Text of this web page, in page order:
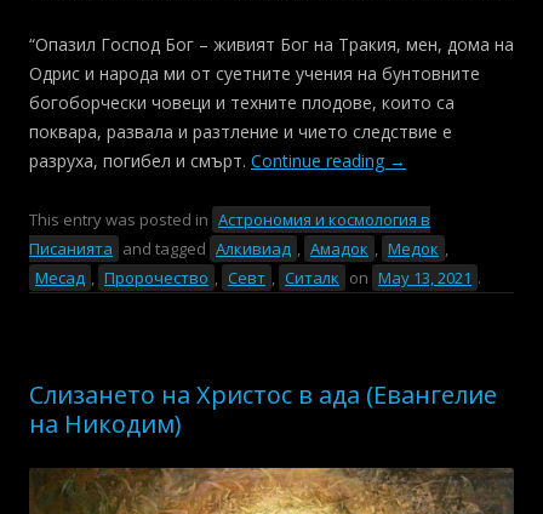
“Опазил Господ Бог – живият Бог на Тракия, мен, дома на
Одрис и народа ми от суетните учения на бунтовните
богоборчески човеци и техните плодове, които са
поквара, развала и разтление и чието следствие е
разруха, погибел и смърт. Continue reading →
This entry was posted in Астрономия и космология в
Писанията and tagged Алкивиад , Амадок , Медок ,
Месад , Пророчество , Севт , Ситалк on May 13, 2021 .
Слизането на Христос в ада (Евангелие
на Никодим)